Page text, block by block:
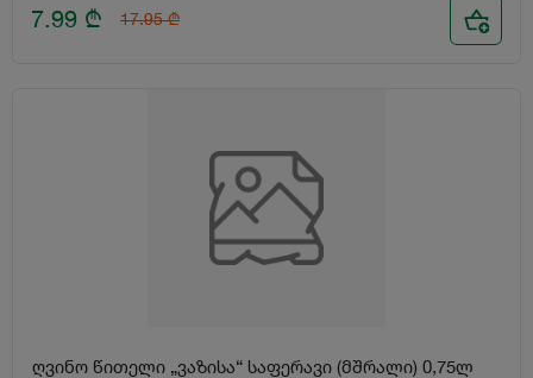
7.99 ₾ 17.95 ₾
ღვინო წითელი „ვაზისა“ საფერავი (მშრალი) 0,75ლ